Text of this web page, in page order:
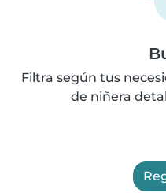
Filtra según tus
de niñera